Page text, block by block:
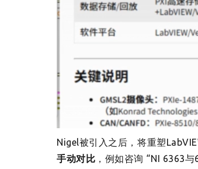
Nigel被引入之后，将重塑
手动对比 ，例如咨询 “NI 6363